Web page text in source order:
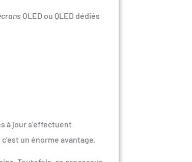
OLED ou QLED dédiés
à jour s’effectuent
c’est un énorme avantage.